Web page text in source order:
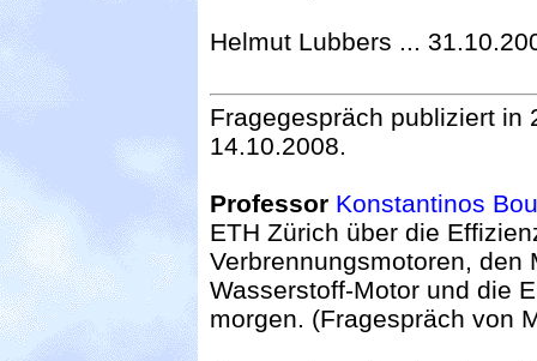
Helmut Lubbers ...
Fragegespräch publiziert in
14.10.2008.
Professor Konstantinos
ETH Zürich über die
Verbrennungsmotoren, den
Wasserstoff-Motor und die
morgen. (Fragespräch von